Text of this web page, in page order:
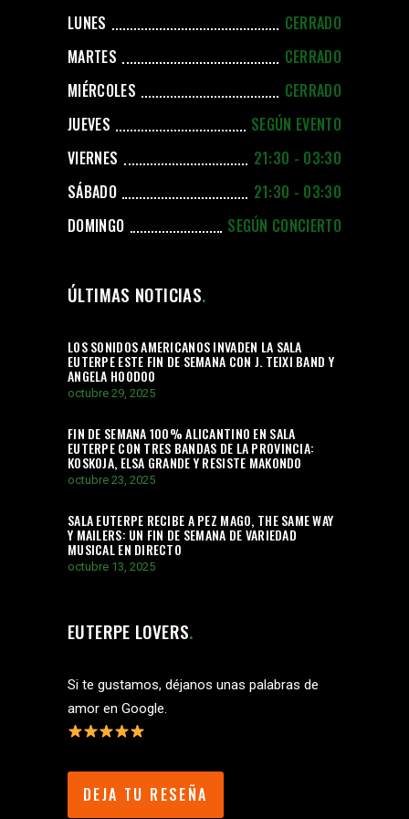
LUNES
CERRADO
MARTES
CERRADO
MIÉRCOLES
CERRADO
JUEVES
SEGÚN EVENTO
VIERNES
21:30 - 03:30
SÁBADO
21:30 - 03:30
DOMINGO
SEGÚN CONCIERTO
ÚLTIMAS NOTICIAS
LOS SONIDOS AMERICANOS INVADEN LA SALA
EUTERPE ESTE FIN DE SEMANA CON J. TEIXI BAND Y
ANGELA HOODOO
octubre 29, 2025
FIN DE SEMANA 100% ALICANTINO EN SALA
EUTERPE CON TRES BANDAS DE LA PROVINCIA:
KOSKOJA, ELSA GRANDE Y RESISTE MAKONDO
octubre 23, 2025
SALA EUTERPE RECIBE A PEZ MAGO, THE SAME WAY
Y MAILERS: UN FIN DE SEMANA DE VARIEDAD
MUSICAL EN DIRECTO
octubre 13, 2025
EUTERPE LOVERS
Si te gustamos, déjanos unas palabras de
amor en Google.
DEJA TU RESEÑA